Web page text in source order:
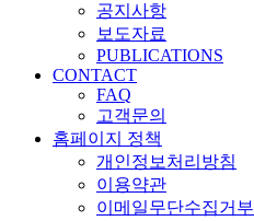
공지사항
보도자료
PUBLICATIONS
CONTACT
FAQ
고객문의
홈페이지 정책
개인정보처리방침
이용약관
이메일무단수집거부